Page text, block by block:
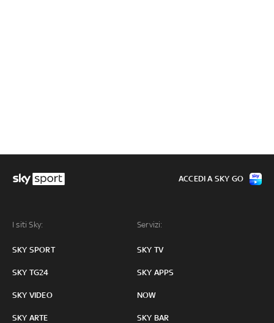
I siti Sky:
SKY SPORT
SKY TG24
SKY VIDEO
SKY ARTE
Servizi:
SKY TV
SKY APPS
NOW
SKY BAR
ACCEDI A SKY GO